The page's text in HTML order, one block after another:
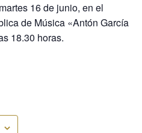
16 de junio, en el
de Música «Antón García
18.30 horas.